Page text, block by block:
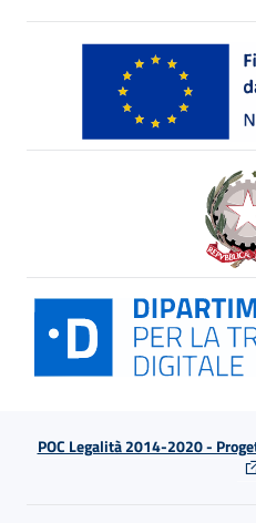
POC Legalità 2014-2020 -